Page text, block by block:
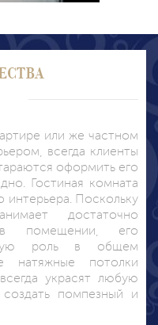
или же частном
всегда клиенты
оформить его
Гостиная комната
интерьера. Поскольку
достаточно
в помещении, его
роль в общем
натяжные потолки
украсят любую
помпезный и